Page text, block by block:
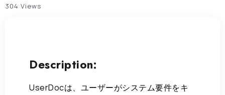
304 Views
Description:
UserDocは、ユーザーがシステム要件をキ